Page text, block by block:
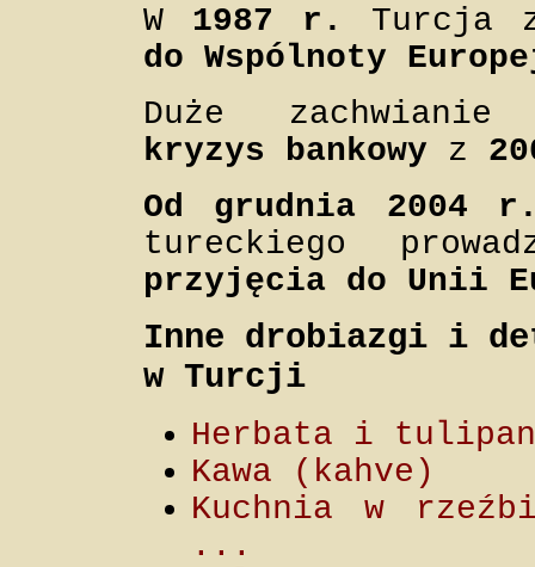
W 1987 r.
Turcja
do Wspólnoty
Duże zachwianie
kryzys bankowy z
Od grudnia 2004
tureckiego
przyjęcia do Unii
Inne drobiazgi i
w Turcji
Herbata i
Kawa (kahve)
Kuchnia w
...